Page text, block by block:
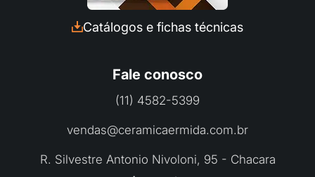
Fale com a Ceramica Ermida
Preencha seus dados e converse com a
nossa equipe pelo Whatsapp:
Catálogos e fichas técnicas
Fale conosco
(11) 4582-5399
vendas@ceramicaermida.com.br
R. Silvestre Antonio Nivoloni, 95 - Chacara